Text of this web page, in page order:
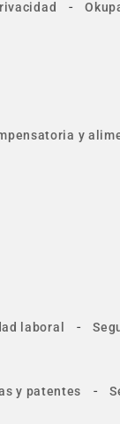
-
y
laboral -
y patentes -